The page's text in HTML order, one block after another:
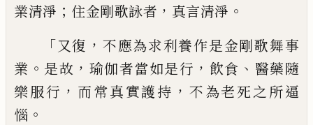
業清淨 ； 住金剛歌詠者 ， 真言清淨 。
「又復 ， 不應為求利養作是金剛歌舞事
業 。 是故 ， 瑜伽者當如是行 ， 飲食 、 醫藥隨
樂服行 ， 而常真實護持 ， 不為老死之所逼
惱 。